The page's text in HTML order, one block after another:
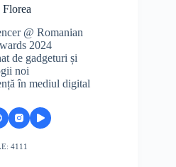
@ Romanian
2024
de gadgeturi și
noi
în mediul digital
4111